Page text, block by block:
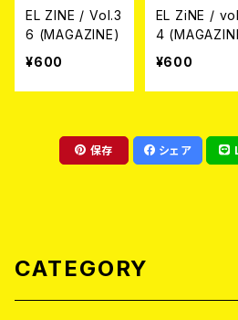
EL ZINE / Vol.3
6 (MAGAZINE)
¥600
EL ZiNE /
4
¥600
保存 シェア
CATEGORY